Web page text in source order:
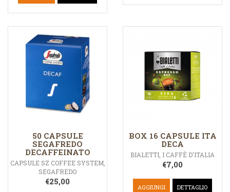
50 CAPSULE
SEGAFREDO
DECAFFEINATO
CAPSULE SZ COFFEE SYSTEM,
SEGAFREDO
€25,00
BOX 16 CAPSULE ITA
DECA
BIALETTI I CAFFÈ D'ITALIA
€7,00
AGGIUNGI DETTAGLIO